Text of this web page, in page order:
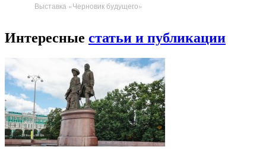
Выставка «Черновик будущего»
Интересные статьи и публикации